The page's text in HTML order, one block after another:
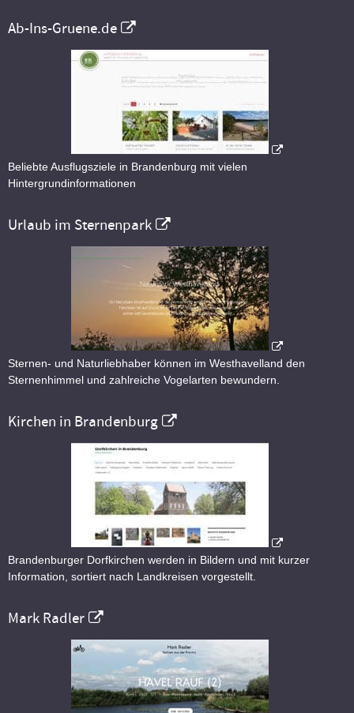
Ab-Ins-Gruene.de
Beliebte Ausflugsziele in Brandenburg mit vielen
Hintergrundinformationen
Urlaub im Sternenpark
Sternen- und Naturliebhaber können im Westhavelland den
Sternenhimmel und zahlreiche Vogelarten bewundern.
Kirchen in Brandenburg
Brandenburger Dorfkirchen werden in Bildern und mit kurzer
Information, sortiert nach Landkreisen vorgestellt.
Mark Radler